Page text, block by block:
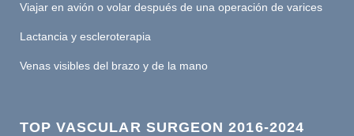
Viajar en avión o volar después de una operación de varices
Lactancia y escleroterapia
Venas visibles del brazo y de la mano
TOP VASCULAR SURGEON 2016-2024